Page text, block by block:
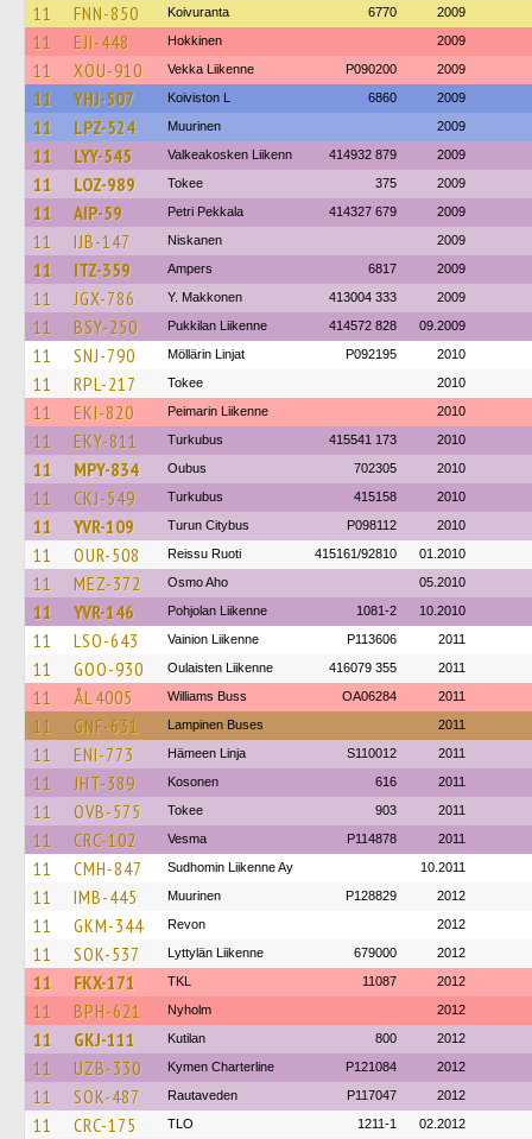
11 FNN-850 Koivuranta 6770 2009
11 EJI-448 Hokkinen 2009
11 XOU-910 Vekka Liikenne P090200 2009
11 YHJ-507 Koiviston L 6860 2009
11 LPZ-524 Muurinen 2009
11 LYY-545 Valkeakosken Liikenn 414932 879 2009
11 LOZ-989 Tokee 375 2009
11 AIP-59 Petri Pekkala 414327 679 2009
11 IJB-147 Niskanen 2009
11 ITZ-359 Ampers 6817 2009
11 JGX-786 Y. Makkonen 413004 333 2009
11 BSY-250 Pukkilan Liikenne 414572 828 09.2009
11 SNJ-790 Möllärin Linjat P092195 2010
11 RPL-217 Tokee 2010
11 EKI-820 Peimarin Liikenne 2010
11 EKY-811 Turkubus 415541 173 2010
11 MPY-834 Oubus 702305 2010
11 CKJ-549 Turkubus 415158 2010
11 YVR-109 Turun Citybus P098112 2010
11 OUR-508 Reissu Ruoti 415161/92810 01.2010
11 MEZ-372 Osmo Aho 05.2010
11 YVR-146 Pohjolan Liikenne 1081-2 10.2010
11 LSO-643 Vainion Liikenne P113606 2011
11 GOO-930 Oulaisten Liikenne 416079 355 2011
11 ÅL 4005 Williams Buss OA06284 2011
11 GNF-631 Lampinen Buses 2011
11 ENI-773 Hämeen Linja S110012 2011
11 JHT-389 Kosonen 616 2011
11 OVB-575 Tokee 903 2011
11 CRC-102 Vesma P114878 2011
11 CMH-847 Sudhomin Liikenne Ay 10.2011
11 IMB-445 Muurinen P128829 2012
11 GKM-344 Revon 2012
11 SOK-537 Lyttylän Liikenne 679000 2012
11 FKX-171 TKL 11087 2012
11 BPH-621 Nyholm 2012
11 GKJ-111 Kutilan 800 2012
11 UZB-330 Kymen Charterline P121084 2012
11 SOK-487 Rautaveden P117047 2012
11 CRC-175 TLO 1211-1 02.2012